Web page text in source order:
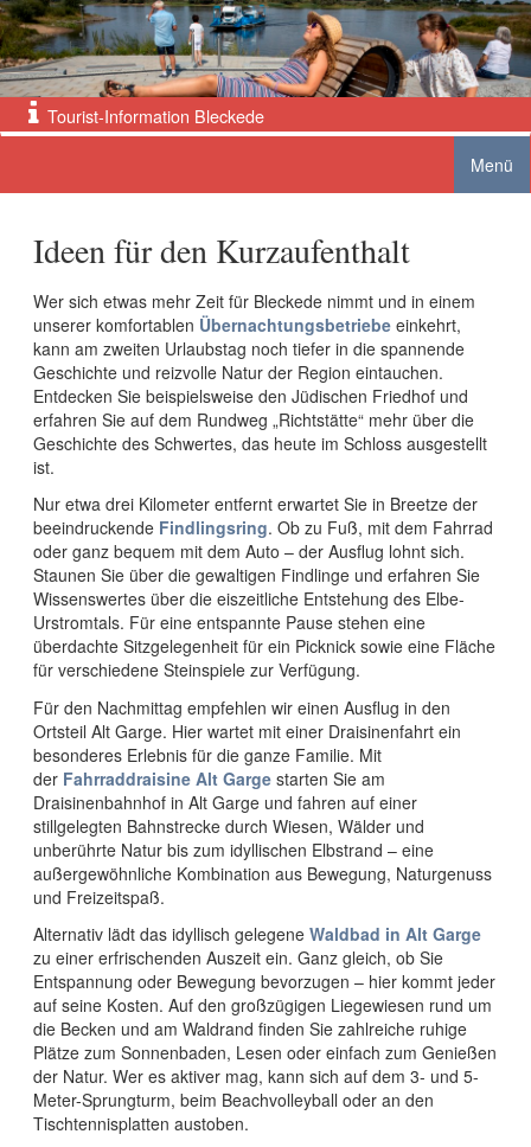
Tourist-Information Bleckede
Menü
Service
Veranstaltungen
Anreise, Öffnungszeiten TI
WLAN in Bleckede
Heiraten in Bleckede
Tagungen im Schloss Bleckede
Prospekte bestellen
Englisch
Bleckede im Film
Unterkünfte u. Gastronomie
Übersicht Unterkünfte u. Gastronomie
Gastronomie
Ferienhäuser
Zimmer
Hotels und Pensionen
Campingplätze
Wohnmobilstellplätze
Bleckede u. Umgebung
Ausflugsziele in und um Bleckede
Geschichtlicher Stadtrundgang
Innennstadt historisch und Stadtführungen
Ehemaliger Grenzturm Neu Bleckede
Einkaufen
Freizeit
Radfahren
Draisine
Bleckeder Kleinbahn
Wandern
Baden und Schwimmen
Angeln
Kanu & SUP
Reiten
Ideen für Ihren Tagesaufenthalt
Ideen für Ihren Kurzaufenthalt
Elbe u. Schifffahrt
Natur
Ideen für den Kurzaufenthalt
Wer sich etwas mehr Zeit für Bleckede nimmt und in einem
unserer komfortablen Übernachtungsbetriebe einkehrt,
kann am zweiten Urlaubstag noch tiefer in die spannende
Geschichte und reizvolle Natur der Region eintauchen.
Entdecken Sie beispielsweise den Jüdischen Friedhof und
erfahren Sie auf dem Rundweg „Richtstätte“ mehr über die
Geschichte des Schwertes, das heute im Schloss ausgestellt
ist.
Nur etwa drei Kilometer entfernt erwartet Sie in Breetze der
beeindruckende Findlingsring. Ob zu Fuß, mit dem Fahrrad
oder ganz bequem mit dem Auto – der Ausflug lohnt sich.
Staunen Sie über die gewaltigen Findlinge und erfahren Sie
Wissenswertes über die eiszeitliche Entstehung des Elbe-
Urstromtals. Für eine entspannte Pause stehen eine
überdachte Sitzgelegenheit für ein Picknick sowie eine Fläche
für verschiedene Steinspiele zur Verfügung.
Für den Nachmittag empfehlen wir einen Ausflug in den
Ortsteil Alt Garge. Hier wartet mit einer Draisinenfahrt ein
besonderes Erlebnis für die ganze Familie. Mit
der Fahrraddraisine Alt Garge starten Sie am
Draisinenbahnhof in Alt Garge und fahren auf einer
stillgelegten Bahnstrecke durch Wiesen, Wälder und
unberührte Natur bis zum idyllischen Elbstrand – eine
außergewöhnliche Kombination aus Bewegung, Naturgenuss
und Freizeitspaß.
Alternativ lädt das idyllisch gelegene Waldbad in Alt Garge
zu einer erfrischenden Auszeit ein. Ganz gleich, ob Sie
Entspannung oder Bewegung bevorzugen – hier kommt jeder
auf seine Kosten. Auf den großzügigen Liegewiesen rund um
die Becken und am Waldrand finden Sie zahlreiche ruhige
Plätze zum Sonnenbaden, Lesen oder einfach zum Genießen
der Natur. Wer es aktiver mag, kann sich auf dem 3- und 5-
Meter-Sprungturm, beim Beachvolleyball oder an den
Tischtennisplatten austoben.